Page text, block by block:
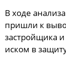
В ходе
пришли к
застройщика
иском в